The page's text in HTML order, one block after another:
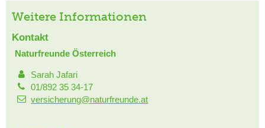
Weitere Informationen
Kontakt
Naturfreunde Österreich
Sarah Jafari
01/892 35 34-17
versicherung@naturfreunde.at